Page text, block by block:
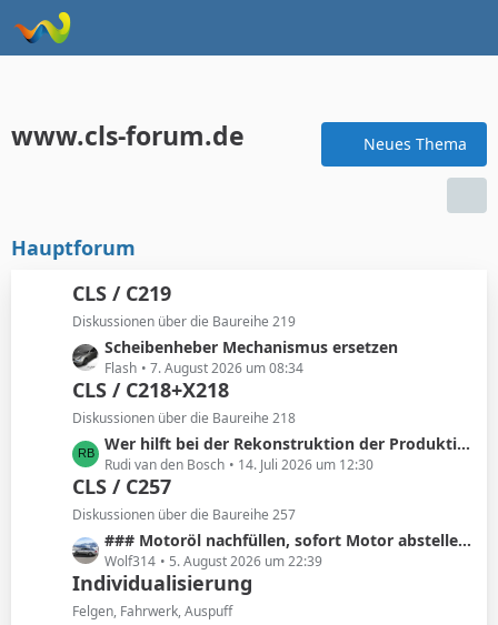
www.cls-forum.de Neues Thema
Hauptforum
CLS / C219
Diskussionen über die Baureihe 219
L
e
t
z
e
B
i
t
r
ä
g
Scheibenheber Mechanismus ersetzen
Flash 7. August 2026 um 08:34
CLS / C218+X218
Diskussionen über die Baureihe 218
L
e
t
z
e
B
Wer hilft bei der Rekonstruktion der Produktionszahlen des Mercedes X218 Shooting Brake?
Rudi van den Bosch 14. Juli 2026 um 12:30
CLS / C257
Diskussionen über die Baureihe 257
L
e
t
z
### Motoröl nachfüllen, sofort Motor abstellen!! ###
Wolf314 5. August 2026 um 22:39
Individualisierung
Felgen, Fahrwerk, Auspuff